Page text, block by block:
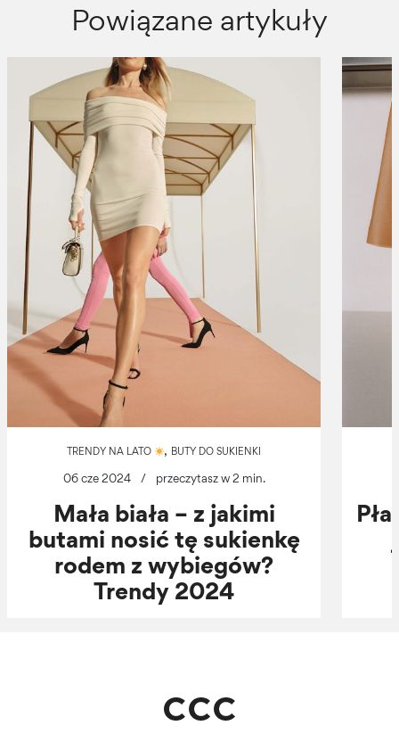
Powiązane artykuły
TRENDY NA LATO , BUTY DO SUKIENKI
06 cze 2024 / przeczytasz w 2 min.
Mała biała – z jakimi
butami nosić tę sukienkę
rodem z wybiegów?
Trendy 2024